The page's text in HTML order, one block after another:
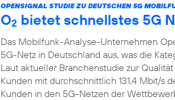
OPENSIGNAL STUDIE ZU DEUTSCHEN 5G
O2 bietet schnellstes 5G
Das Mobilfunk-Analyse-Unternehmen
5G-Netz in Deutschland aus, was die
Laut aktueller Branchenstudie zur
Kunden mit durchschnittlich 131,4 Mbit/s
Kunden in den 5G-Netzen der